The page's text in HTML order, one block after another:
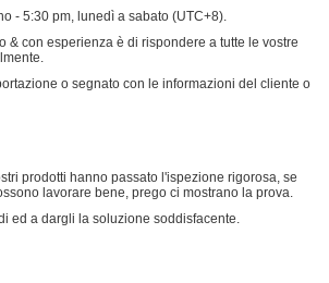
- 5:30 pm, lunedì a sabato (UTC+8).
& con esperienza è di rispondere a tutte le vostre
o segnato con le informazioni del cliente o
prodotti hanno passato l'ispezione rigorosa, se
lavorare bene, prego ci mostrano la prova.
ed a dargli la soluzione soddisfacente.